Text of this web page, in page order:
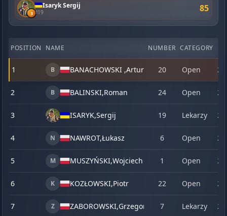
3
Isaryk Sergij
#19 85
POSITION NAME NUMBER CATEGORY
1 B BANACHOWSKI ,Artur 20 Open 21
2 B BALINSKI,Roman 24 Open 23
3 ISARYK,Sergij 19 Lekarzy 23
4 N NAWROT,Łukasz 6 Open 22
5 M MUSZYŃSKI,Wojciech 1 Open 23
6 K KOZŁOWSKI,Piotr 22 Open 23
7 Z ZABOROWSKI,Grzegorz 7 Lekarzy 21